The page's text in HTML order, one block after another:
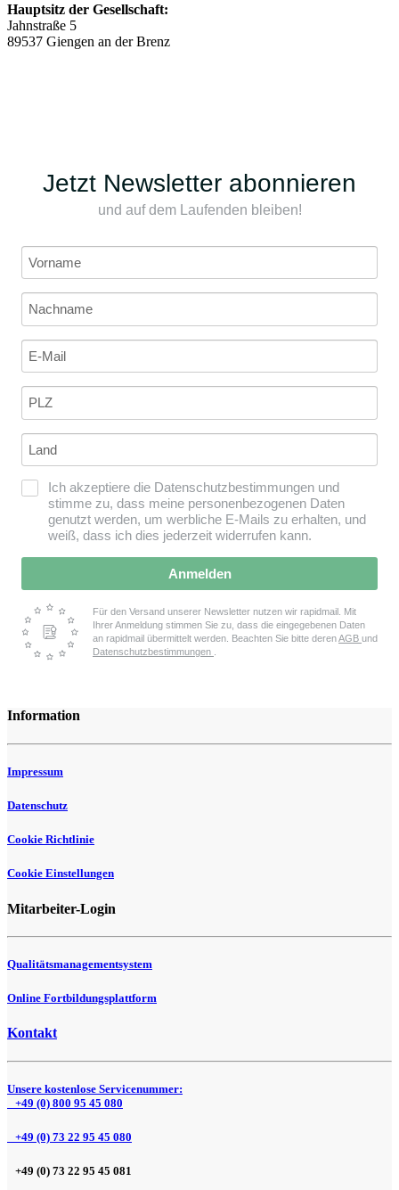
Hauptsitz der Gesellschaft:
Jahnstraße 5
89537 Giengen an der Brenz
Jetzt Newsletter abonnieren
und auf dem Laufenden bleiben!
Ich akzeptiere die Datenschutzbestimmungen und
stimme zu, dass meine personenbezogenen Daten
genutzt werden, um werbliche E-Mails zu erhalten, und
weiß, dass ich dies jederzeit widerrufen kann.
Anmelden
Für den Versand unserer Newsletter nutzen wir rapidmail. Mit
Ihrer Anmeldung stimmen Sie zu, dass die eingegebenen Daten
an rapidmail übermittelt werden. Beachten Sie bitte derenAGB und
Datenschutzbestimmungen
Information
Impressum
Datenschutz
Cookie Richtlinie
Cookie Einstellungen
Mitarbeiter-Login
Qualitätsmanagementsystem
Online Fortbildungsplattform
Kontakt
Unsere kostenlose Servicenummer:
+49 (0) 800 95 45 080
+49 (0) 73 22 95 45 080
+49 (0) 73 22 95 45 081